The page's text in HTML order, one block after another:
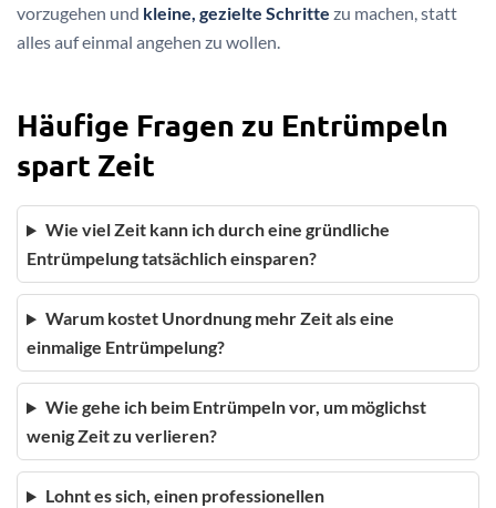
vorzugehen und kleine, gezielte Schritte zu machen, statt
alles auf einmal angehen zu wollen.
Häufige Fragen zu Entrümpeln
spart Zeit
Wie viel Zeit kann ich durch eine gründliche
Entrümpelung tatsächlich einsparen?
Warum kostet Unordnung mehr Zeit als eine
einmalige Entrümpelung?
Wie gehe ich beim Entrümpeln vor, um möglichst
wenig Zeit zu verlieren?
Lohnt es sich, einen professionellen